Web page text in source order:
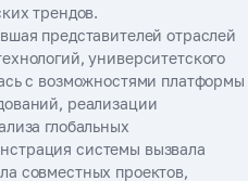
трендов.
представителей отраслей
университетского
с возможностями платформы
реализации
глобальных
системы вызвала
совместных проектов,